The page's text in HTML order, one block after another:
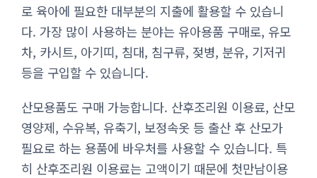
로 육아에 필요한 대부분의 지출에 활용할 수 있습니
다. 가장 많이 사용하는 분야는 유아용품 구매로, 유모
차, 카시트, 아기띠, 침대, 침구류, 젖병, 분유, 기저귀
등을 구입할 수 있습니다.
산모용품도 구매 가능합니다. 산후조리원 이용료, 산모
영양제, 수유복, 유축기, 보정속옷 등 출산 후 산모가
필요로 하는 용품에 바우처를 사용할 수 있습니다. 특
히 산후조리원 이용료는 고액이기 때문에 첫만남이용